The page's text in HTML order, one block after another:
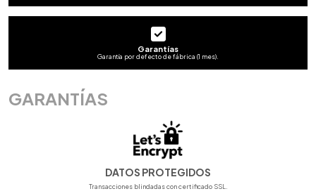
Garantías
Garantía por defecto de fábrica (1 mes).
GARANTÍAS
DATOS PROTEGIDOS
Transacciones blindadas con certificado SSL.